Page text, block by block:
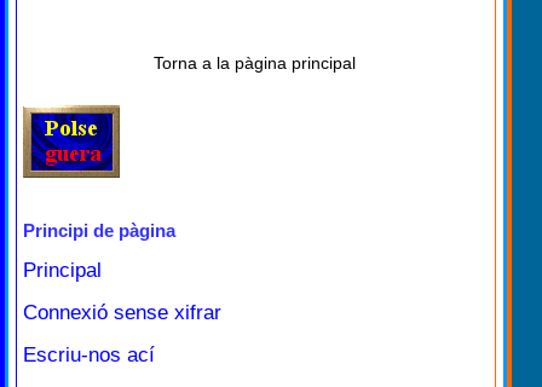
Torna a la pàgina principal
Principi de pàgina
Principal
Connexió sense xifrar
Escriu-nos ací